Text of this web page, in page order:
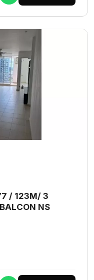
/ 123M/ 3
NS